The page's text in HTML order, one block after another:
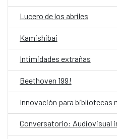
Lucero de los abriles
Kamishibai
Intimidades extrañas
Beethoven 199!
Conversatorio: Audiovisual